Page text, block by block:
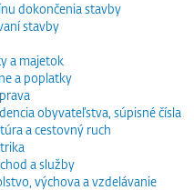
dokončenia stavby
stavby
a majetok
a poplatky
obyvateľstva, súpisné čísla
a cestovný ruch
a služby
výchova a vzdelávanie